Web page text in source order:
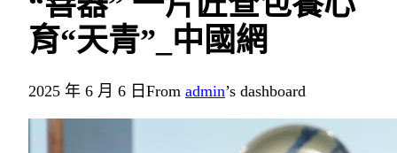
育“天青”_中國網
2025 年 6 月 6 日 From admin’s dashboard